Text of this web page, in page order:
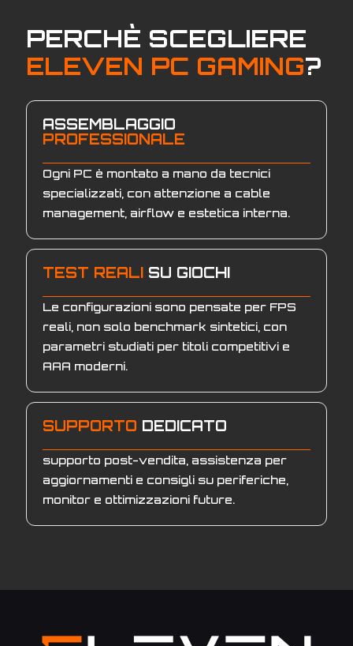
PERCHÈ SCEGLIERE
ELEVEN PC GAMING?
ASSEMBLAGGIO
PROFESSIONALE
Ogni PC è montato a mano da tecnici
specializzati, con attenzione a cable
management, airflow e estetica interna.
TEST REALI SU GIOCHI
Le configurazioni sono pensate per FPS
reali, non solo benchmark sintetici, con
parametri studiati per titoli competitivi e
AAA moderni.
SUPPORTO DEDICATO
supporto post-vendita, assistenza per
aggiornamenti e consigli su periferiche,
monitor e ottimizzazioni future.